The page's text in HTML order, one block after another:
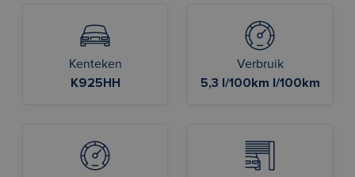
Kenteken
K925HH
Verbruik
5,3 l/100km l/100km